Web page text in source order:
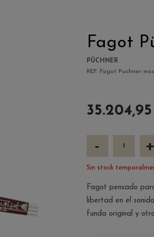
Fagot
PÜCHNER
REF. Fagot Puchner
- +
Sin stock
Fagot pensado
libertad en el
funda original y